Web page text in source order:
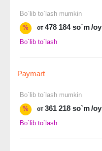
Bo`lib to`lash mumkin
%
от 478 184 so`m/oy
Bo`lib to`lash
Paymart
Bo`lib to`lash mumkin
%
от 361 218 so`m/oy
Bo`lib to`lash